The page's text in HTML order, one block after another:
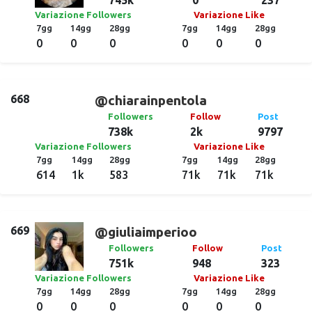
Variazione Followers
7gg
0
14gg
0
28gg
0
Variazione Like
7gg
0
14gg
0
28gg
0
668 @chiarainpentola
Followers
738k
Follow
2k
Post
9797
Variazione Followers
7gg
614
14gg
1k
28gg
583
Variazione Like
7gg
71k
14gg
71k
28gg
71k
669 @giuliaimperioo
Followers
751k
Follow
948
Post
323
Variazione Followers
7gg
0
14gg
0
28gg
0
Variazione Like
7gg
0
14gg
0
28gg
0